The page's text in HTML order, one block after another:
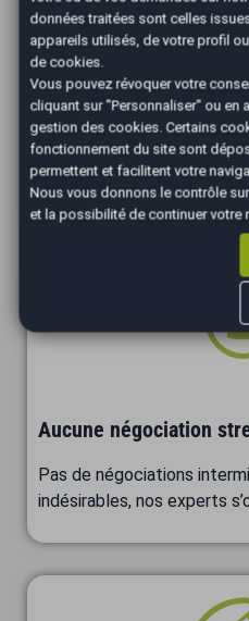
Un paiement sécurisé
Recevez votre argent par
sans attendre et sans
Aucune négociation
Pas de négociations
indésirables, nos experts
données traitées sont celles
appareils utilisés, de votre profil
de cookies.
Vous pouvez révoquer votre
cliquant sur "Personnaliser" ou en
gestion des cookies. Certains
fonctionnement du site sont
permettent et facilitent votre
Nous vous donnons le contrôle
et la possibilité de continuer votre